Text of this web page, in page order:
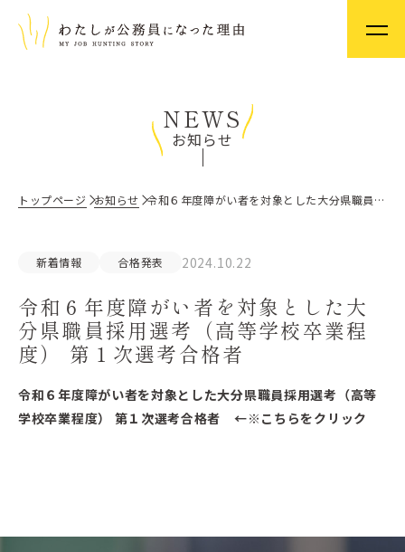
NEWS
お知らせ
トップページ お知らせ 令和６年度障がい者を対象とした大分県職員採用選考（高等学校卒業程度） 第１次選考合格者
新着情報 合格発表 2024.10.22
令和６年度障がい者を対象とした大
分県職員採用選考（高等学校卒業程
度） 第１次選考合格者
令和６年度障がい者を対象とした大分県職員採用選考（高等
学校卒業程度） 第１次選考合格者 ←※こちらをクリック